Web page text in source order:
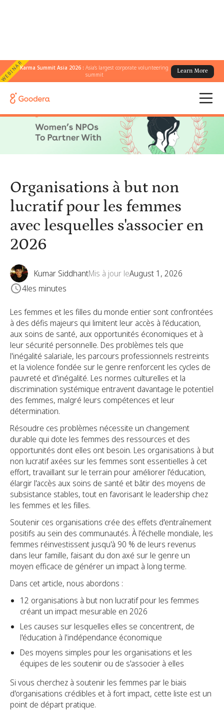
WEBINARKarma Summit Asia 2026 :Asia's largest corporate volunteering
summit
Learn More
← Tous les blogs
s'associer en 2026
Organisations à but non
lucratif pour les femmes
avec lesquelles s'associer en
2026
Kumar SiddhantMis à jour leAugust 1, 2026
4les minutes
Les femmes et les filles du monde entier sont confrontées
à des défis majeurs qui limitent leur accès à l'éducation,
aux soins de santé, aux opportunités économiques et à
leur sécurité personnelle. Des problèmes tels que
l'inégalité salariale, les parcours professionnels restreints
et la violence fondée sur le genre renforcent les cycles de
pauvreté et d'inégalité. Les normes culturelles et la
discrimination systémique entravent davantage le potentiel
des femmes, malgré leurs compétences et leur
détermination.
Résoudre ces problèmes nécessite un changement
durable qui dote les femmes des ressources et des
opportunités dont elles ont besoin. Les organisations à but
non lucratif axées sur les femmes sont essentielles à cet
effort, travaillant sur le terrain pour améliorer l'éducation,
élargir l'accès aux soins de santé et bâtir des moyens de
subsistance stables, tout en favorisant le leadership chez
les femmes et les filles.
Soutenir ces organisations crée des effets d'entraînement
positifs au sein des communautés. À l'échelle mondiale, les
femmes réinvestissent jusqu'à 90 % de leurs revenus
dans leur famille, faisant du don axé sur le genre un
moyen efficace de générer un impact à long terme.
Dans cet article, nous abordons :
12 organisations à but non lucratif pour les femmes
créant un impact mesurable en 2026
Les causes sur lesquelles elles se concentrent, de
l'éducation à l'indépendance économique
Des moyens simples pour les organisations et les
équipes de les soutenir ou de s'associer à elles
Si vous cherchez à soutenir les femmes par le biais
d'organisations crédibles et à fort impact, cette liste est un
point de départ pratique.